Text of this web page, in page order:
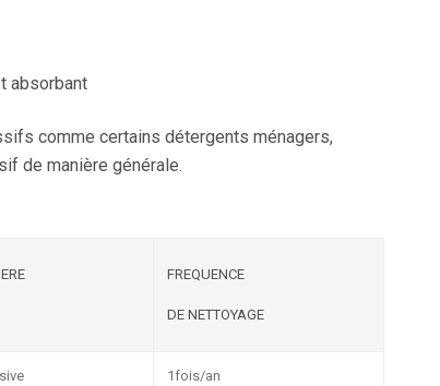
absorbant
comme certains détergents ménagers,
de manière générale.
FREQUENCE
DE NETTOYAGE
1fois/an